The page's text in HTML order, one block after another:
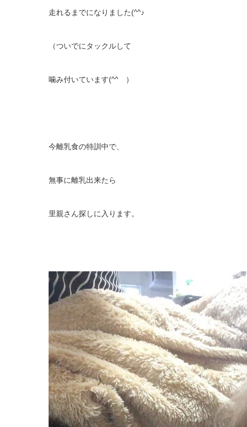
走れるまでになりました(^^♪
（ついでにタックルして
噛み付いています(^^ゞ）
今離乳食の特訓中で、
無事に離乳出来たら
里親さん探しに入ります。